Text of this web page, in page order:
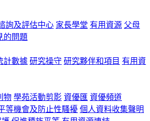
詢及評估中心 家長學堂 有用資源 父母
的問題
計數據 研究操守 研究夥伴和項目 有用資
物 學苑活動剪影 資優匯 資優頻道
等機會及防止性騷擾 個人資料收集聲明